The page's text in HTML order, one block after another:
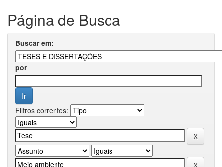
Página de Busca
Buscar em:
por
Filtros correntes: